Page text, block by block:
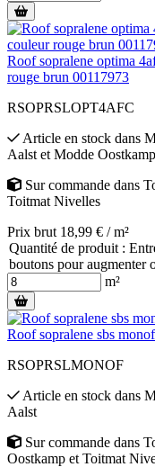
Roof sopralene optima
rouge brun 00117973
RSOPRSLOPT4AFC
Article en stock dans
Aalst et Modde Oostkamp
Sur commande dans
Toitmat Nivelles
Prix brut 18,99 € / m²
Quantité de produit :
boutons pour augmenter
m²
Roof sopralene sbs
RSOPRSLMONOF
Article en stock dans
Aalst
Sur commande dans
Oostkamp et Toitmat